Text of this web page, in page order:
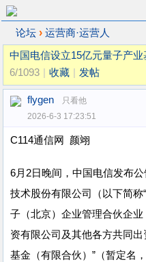
论坛 › 运营商·运营人
中国电信设立15亿元量子产业
6/1093
收藏 发帖
flygen
只看他
2026-6-3 17:23:51
C114通信网 颜翊
6月2日晚间，中国电信发布
技术股份有限公司（以下简称
子（北京）企业管理合伙企
资有限公司及其他各方共同
基金（有限合伙）”（暂定名